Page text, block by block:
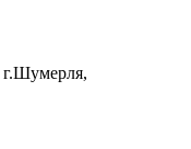
г.Шумерля,